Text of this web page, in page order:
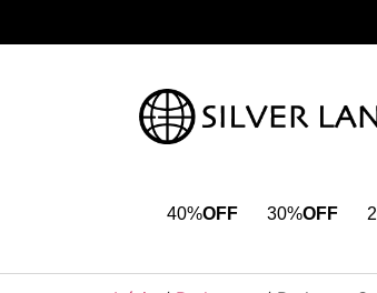
40%OFF 30%OFF